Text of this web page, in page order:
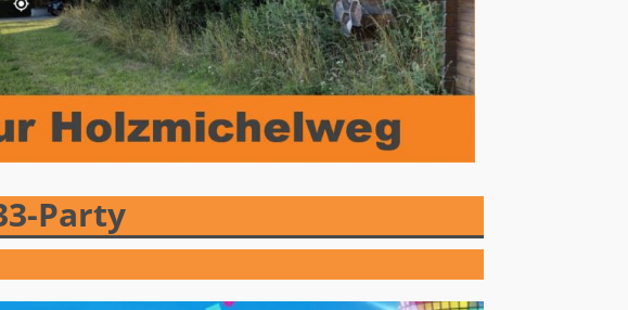
Party